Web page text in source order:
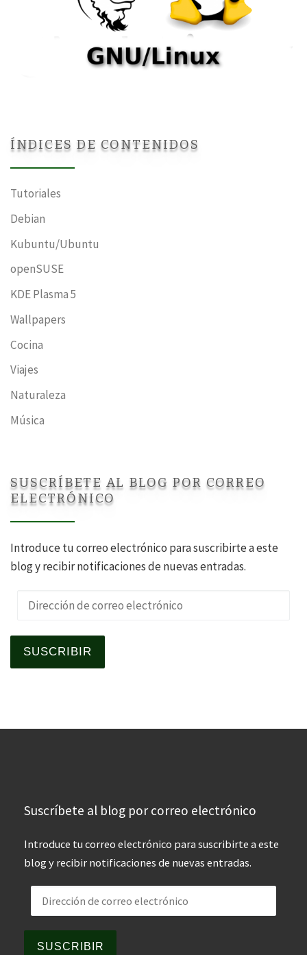
ÍNDICES DE CONTENIDOS
Tutoriales
Debian
Kubuntu/Ubuntu
openSUSE
KDE Plasma 5
Wallpapers
Cocina
Viajes
Naturaleza
Música
SUSCRÍBETE AL BLOG POR CORREO
ELECTRÓNICO
Introduce tu correo electrónico para suscribirte a este
blog y recibir notificaciones de nuevas entradas.
Dirección de correo electrónico
SUSCRIBIR
Suscríbete al blog por correo electrónico
Introduce tu correo electrónico para suscribirte a este
blog y recibir notificaciones de nuevas entradas.
Dirección de correo electrónico
SUSCRIBIR